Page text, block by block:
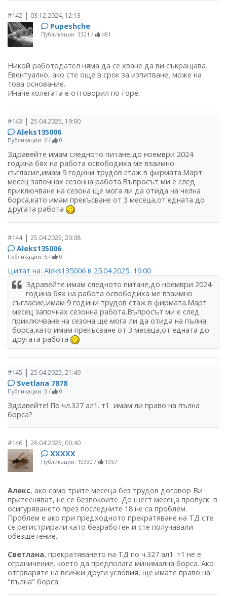
#142 | 03.12.2024, 12:13
Pupeshche
Публикации: 3321 / 481
Никой работодател няма да се хване да ви съкращава.
Евентуално, ако сте още в срок за изпитване, може на
това основание.
Иначе колегата е отговорил по-горе.
#143 | 25.04.2025, 19:00
Aleks135006
Публикации: 6 / 0
Здравейте имам следното питане,до ноември 2024
година бях на работа освободиха ме взаимно
съгласие,имам 9 години трудов стаж в фирмата.Март
месец започнах сезонна работа.Въпросът ми е след
приключване на сезона ще мога ли да отида на челна
борса,като имам прекъсване от 3 месеца,от едната до
другата работа
#144| 25.04.2025, 20:08
Aleks135006
Публикации: 6 / 0
Цитат на: Aleks135006 в 25.04.2025, 19:00
Здравейте имам следното питане,до ноември 2024
година бях на работа освободиха ме взаимно
съгласие,имам 9 години трудов стаж в фирмата.Март
месец започнах сезонна работа.Въпросът ми е след
приключване на сезона ще мога ли да отида на пълна
борса,като имам прекъсване от 3 месеца,от едната до
другата работа
#145 | 25.04.2025, 21:49
Svetlana 7878
Публикации: 3 / 0
Здравейте! По чл.327 ал1. т1 имам ли право на пълна
борса?
#146 | 26.04.2025, 00:40
ХХХХХ
Публикации: 10930 / 1957
Алекс, ако само трите месеца без трудов договор Ви
притесняват, не се безпокоите. До шест месеца пропуск в
осигуряването през последните 18 не са проблем.
Проблем е ако при предходното прекратяване на ТД сте
се регистрирали като безработен и сте получавали
обезщетение.
Светлана, прекратяването на ТД по ч.327 ал1. т1 не е
ограничение, което да предполага минимална борса. Ако
отговаряте на всички други условия, ще имате право на
"пълна" борса